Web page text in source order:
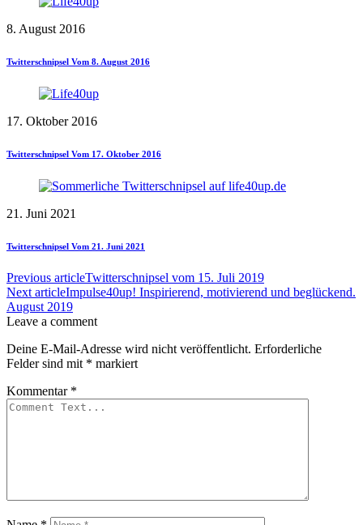
8. August 2016
Twitterschnipsel Vom 8. August 2016
17. Oktober 2016
Twitterschnipsel Vom 17. Oktober 2016
21. Juni 2021
Twitterschnipsel Vom 21. Juni 2021
Previous articleTwitterschnipsel vom 15. Juli 2019
Next articleImpulse40up! Inspirierend, motivierend und beglückend.
August 2019
Leave a comment
Deine E-Mail-Adresse wird nicht veröffentlicht. Erforderliche
Felder sind mit * markiert
Kommentar *